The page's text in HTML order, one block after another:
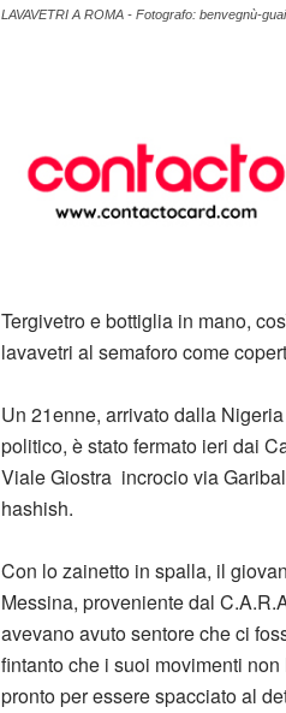
LAVAVETRI A ROMA - Fotografo: benvegnù-
Tergivetro e bottiglia in mano,
lavavetri al semaforo come
Un 21enne, arrivato dalla
politico, è stato fermato ieri dai
Viale Giostra incrocio via
hashish.
Con lo zainetto in spalla, il
Messina, proveniente dal
avevano avuto sentore che ci
fintanto che i suoi movimenti
pronto per essere spacciato al